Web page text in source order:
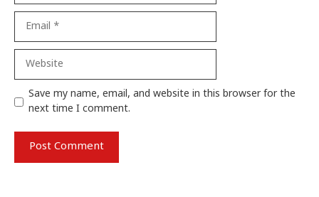
Website
Save my name, email, and website in this browser for the
next time I comment.